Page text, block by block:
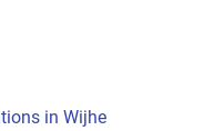
in Wijhe